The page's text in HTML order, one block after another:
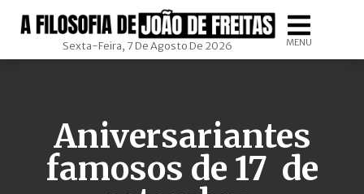
Sexta-Feira, 7 De Agosto De 2026 MENU
Aniversariantes
famosos de 17 de